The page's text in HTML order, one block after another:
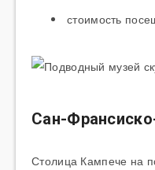
стоимость
Сан-
Столица Кампече на